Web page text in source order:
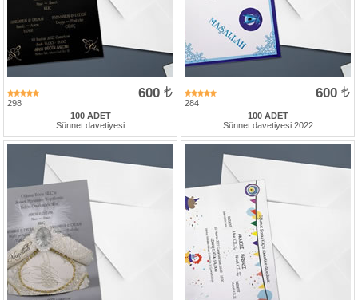
298
600
100 ADET
Sünnet davetiyesi
284
600
100 ADET
Sünnet davetiyesi 2022